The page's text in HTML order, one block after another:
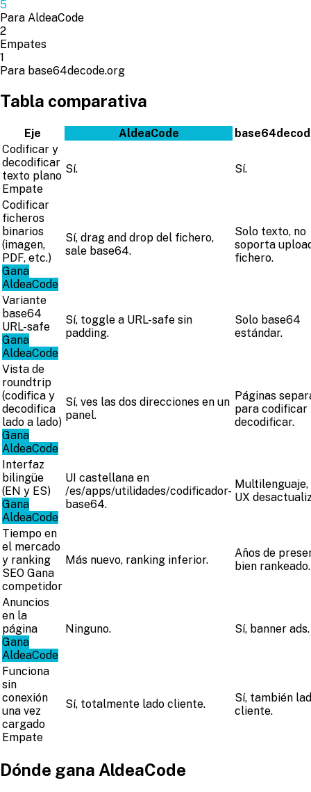
5
Para AldeaCode
2
Empates
1
Para base64decode.org
Tabla comparativa
Eje AldeaCode
Codificar y
decodificar
texto plano
Empate
Sí. Sí.
Codificar
ficheros
binarios
(imagen,
PDF, etc.)
Gana
AldeaCode
Sí, drag and drop del fichero,
sale base64.
Solo texto, no
soporta
fichero.
Variante
base64
URL-safe
Gana
AldeaCode
Sí, toggle a URL-safe sin
padding.
Solo base64
estándar.
Vista de
roundtrip
(codifica y
decodifica
lado a lado)
Gana
AldeaCode
Sí, ves las dos direcciones en un
panel.
Páginas
para codificar
decodificar.
Interfaz
bilingüe
(EN y ES)
Gana
AldeaCode
UI castellana en
/es/apps/utilidades/codificador-
base64.
Multilenguaje,
UX
Tiempo en
el mercado
y ranking
SEO Gana
competidor
Más nuevo, ranking inferior.
Años de
bien rankeado.
Anuncios
en la
página
Gana
AldeaCode
Ninguno. Sí, banner ads.
Funciona
sin
conexión
una vez
cargado
Empate
Sí, totalmente lado cliente.
Sí, también
cliente.
Dónde gana AldeaCode